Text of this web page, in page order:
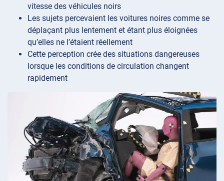
vitesse des véhicules noirs
Les sujets percevaient les voitures noires comme se
déplaçant plus lentement et étant plus éloignées
qu’elles ne l’étaient réellement
Cette perception crée des situations dangereuses
lorsque les conditions de circulation changent
rapidement